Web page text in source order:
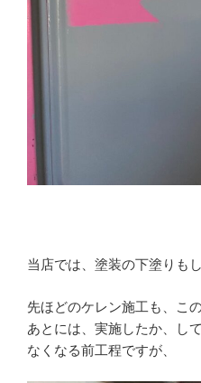
当店では、塗装の下塗りも
先ほどのケレン施工も、こ
あとには、実施したか、し
なくなる前工程ですが、